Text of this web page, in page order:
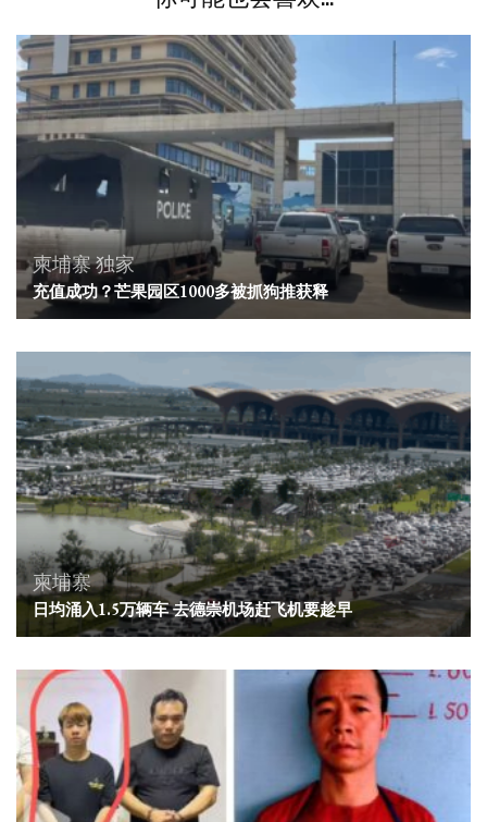
柬埔寨独家
充值成功？芒果园区1000多被抓狗推获释
柬埔寨
日均涌入1.5万辆车 去德崇机场赶飞机要趁早